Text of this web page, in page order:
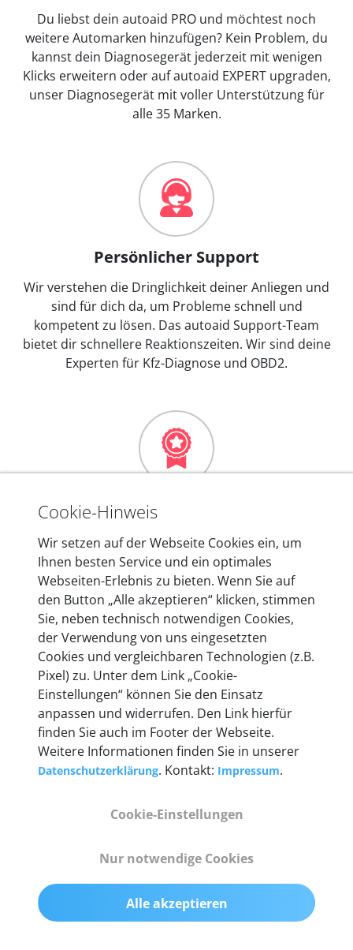
Du liebst dein autoaid PRO und möchtest noch
weitere Automarken hinzufügen? Kein Problem, du
kannst dein Diagnosegerät jederzeit mit wenigen
Klicks erweitern oder auf autoaid EXPERT upgraden,
unser Diagnosegerät mit voller Unterstützung für
alle 35 Marken.
Persönlicher Support
Wir verstehen die Dringlichkeit deiner Anliegen und
sind für dich da, um Probleme schnell und
kompetent zu lösen. Das autoaid Support-Team
bietet dir schnellere Reaktionszeiten. Wir sind deine
Experten für Kfz-Diagnose und OBD2.
Mehr als 10 Jahre Erfahrung
In den Kfz-Diagnosegeräten von autoaid stecken
mehr als 10 Jahre Erfahrung, und auch in Zukunft
entwickeln wir unsere Produkte am Standort in
Berlin laufend weiter. Auf diese Qualität vertrauen
heute mehr als 60.000 Privatkunden und
Unternehmen.
Technische Details &
Lieferumfang
Abmessungen
Gewicht
200 g
Cookie-Hinweis
Wir setzen auf der Webseite Cookies ein, um
Ihnen besten Service und ein optimales
Webseiten-Erlebnis zu bieten. Wenn Sie auf
den Button „Alle akzeptieren“ klicken, stimmen
Sie, neben technisch notwendigen Cookies,
der Verwendung von uns eingesetzten
Cookies und vergleichbaren Technologien (z.B.
Pixel) zu. Unter dem Link „Cookie-
Einstellungen“ können Sie den Einsatz
anpassen und widerrufen. Den Link hierfür
finden Sie auch im Footer der Webseite.
Weitere Informationen finden Sie in unserer
Datenschutzerklärung. Kontakt: Impressum.
Cookie-Einstellungen
Nur notwendige Cookies
Alle akzeptieren